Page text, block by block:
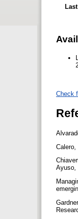
Check
Ayuso,